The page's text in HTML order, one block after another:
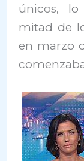
únicos,
mitad de
en marzo